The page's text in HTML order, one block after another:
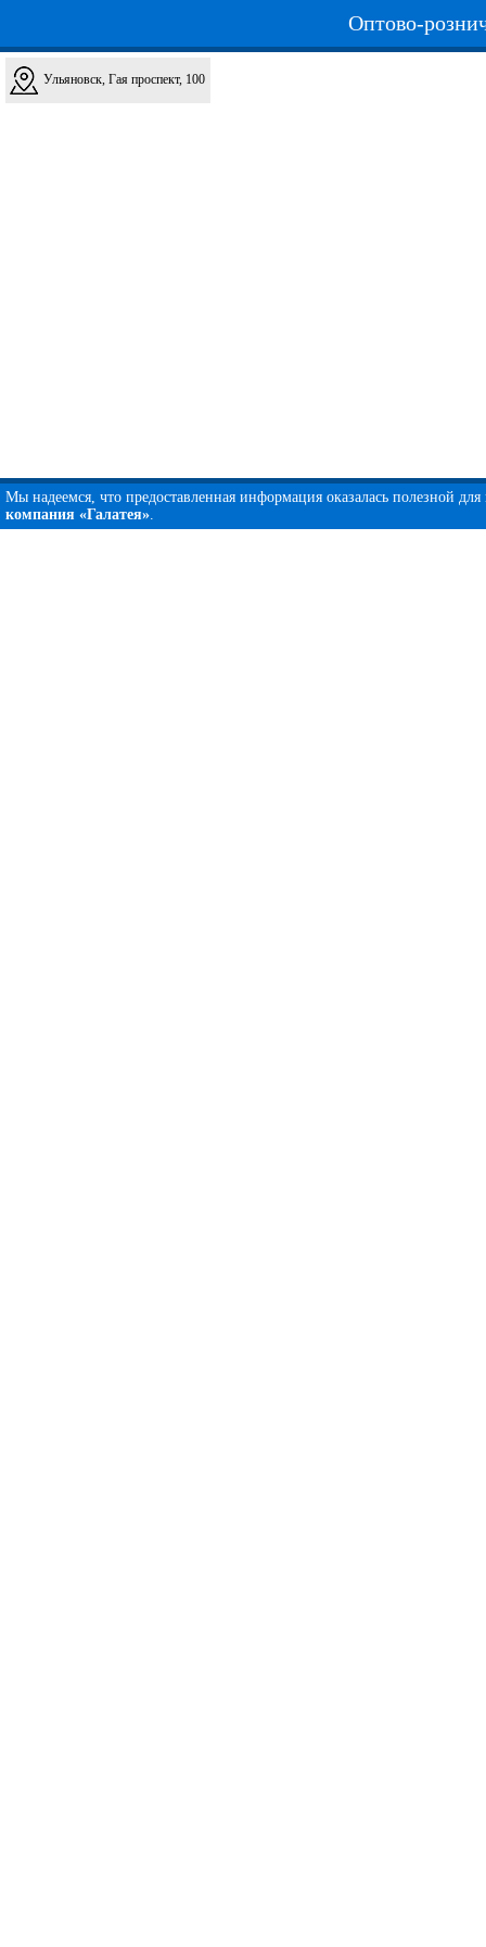
Оптово-
Ульяновск, Гая проспект, 100
Мы надеемся, что предоставленная информация оказалась полезной
компания «Галатея».